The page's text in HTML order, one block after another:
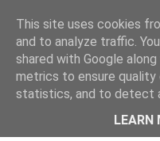
TRENDING
This site uses cookies
and to analyze traffic.
shared with Google
metrics to ensure quality
statistics, and to detect
LEARN